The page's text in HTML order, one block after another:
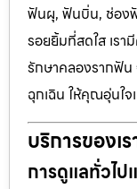
ฟันผุ, ฟันบิ่น, ช่อง
รอยยิ้มที่สดใส เร
รักษาคลองรากฟั
ฉุกเฉิน ให้คุณอุ่นใ
บริการของเร
การดูแลทั่วไป